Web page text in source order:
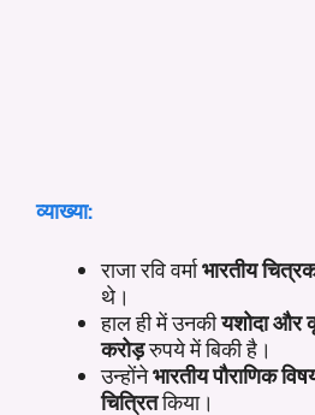
व्याख्या:
राजा रवि वर्माभारतीय
थे।
हाल ही में उनकीयशोदा और
करोड़रुपये में बिकी है।
उन्होंनेभारतीय पौराणिक
चित्रितकिया।